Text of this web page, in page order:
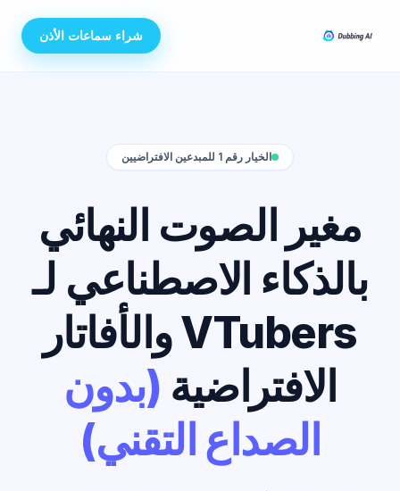
شراء سماعات الأذن
الخيار رقم 1 للمبدعين الافتراضيين
مغير الصوت النهائي
بالذكاء الاصطناعي لـ
VTubers والأفاتار
الافتراضية (بدون
الصداع التقني)